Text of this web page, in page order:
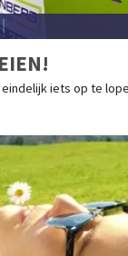
iets op te